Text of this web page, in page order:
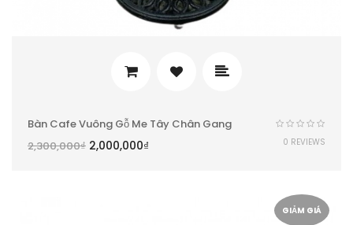
Bàn Cafe Vuông Gỗ Me Tây Chân Gang
2,300,000₫ 2,000,000₫ 0 REVIEWS
GIẢM GIÁ